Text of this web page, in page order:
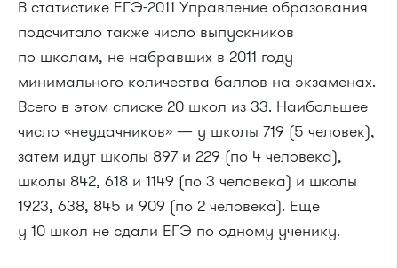
В статистике ЕГЭ-2011 Управление образования
подсчитало также число выпускников
по школам, не набравших в 2011 году
минимального количества баллов на экзаменах.
Всего в этом списке 20 школ из 33. Наибольшее
число «неудачников» — у школы 719 (5 человек),
затем идут школы 897 и 229 (по 4 человека),
школы 842, 618 и 1149 (по 3 человека) и школы
1923, 638, 845 и 909 (по 2 человека). Еще
у 10 школ не сдали ЕГЭ по одному ученику.